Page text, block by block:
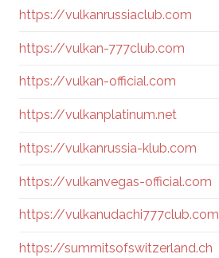
https://vulkanrussiaclub.com
https://vulkan-777club.com
https://vulkan-official.com
https://vulkanplatinum.net
https://vulkanrussia-klub.com
https://vulkanvegas-official.com
https://vulkanudachi777club.com
https://summitsofswitzerland.ch